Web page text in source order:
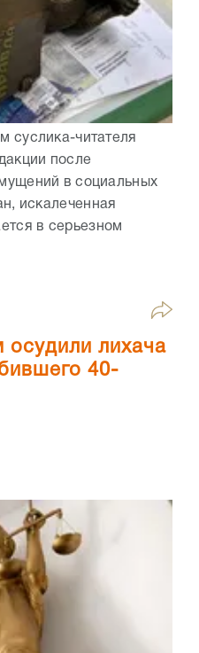
суслика-читателя
после
в социальных
искалеченная
в серьезном
осудили лихача
40-